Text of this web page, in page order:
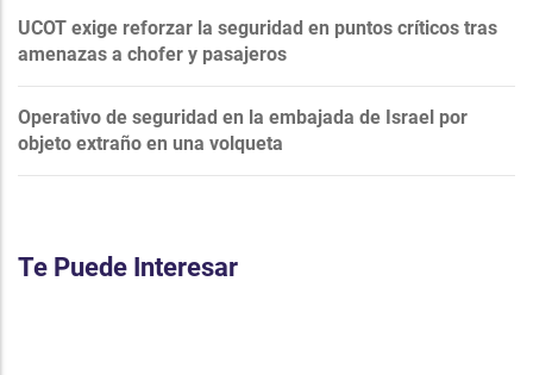
UCOT exige reforzar la seguridad en puntos críticos tras
amenazas a chofer y pasajeros
Operativo de seguridad en la embajada de Israel por
objeto extraño en una volqueta
Te Puede Interesar